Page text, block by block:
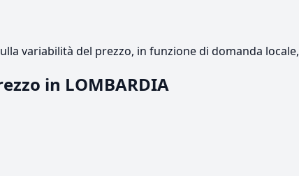
variabilità del prezzo, in funzione di domanda
in LOMBARDIA